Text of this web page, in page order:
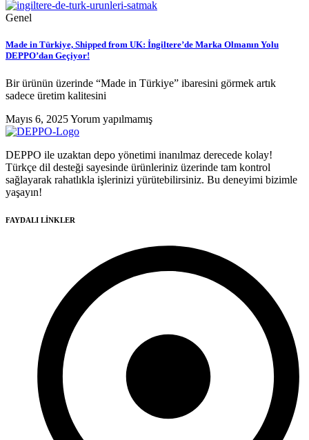
Genel
Made in Türkiye, Shipped from UK: İngiltere’de Marka Olmanın Yolu
DEPPO’dan Geçiyor!
Bir ürünün üzerinde “Made in Türkiye” ibaresini görmek artık
sadece üretim kalitesini
Mayıs 6, 2025Yorum yapılmamış
DEPPO ile uzaktan depo yönetimi inanılmaz derecede kolay!
Türkçe dil desteği sayesinde ürünleriniz üzerinde tam kontrol
sağlayarak rahatlıkla işlerinizi yürütebilirsiniz. Bu deneyimi bizimle
yaşayın!
FAYDALI LİNKLER